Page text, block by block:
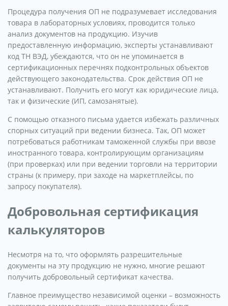
Процедура получения ОП не подразумевает исследования
товара в лабораторных условиях, проводится только
анализ документов на продукцию. Изучив
предоставленную информацию, эксперты устанавливают
код ТН ВЭД, убеждаются, что он не упоминается в
сертификационных перечнях подконтрольных объектов
действующего законодательства. Срок действия ОП не
устанавливают. Получить его могут как юридические лица,
так и физические (ИП, самозанятые).
С помощью отказного письма удается избежать различных
спорных ситуаций при ведении бизнеса. Так, ОП может
потребоваться работникам таможенной службы при ввозе
иностранного товара, контролирующим организациям
(при проверках) или при ведении торговли на территории
страны (к примеру, при заходе на маркетплейсы, по
запросу покупателя).
Добровольная сертификация
калькуляторов
Несмотря на то, что оформлять разрешительные
документы на эту продукцию не нужно, многие решают
получить добровольный сертификат качества.
Главное преимущество независимой оценки – возможность